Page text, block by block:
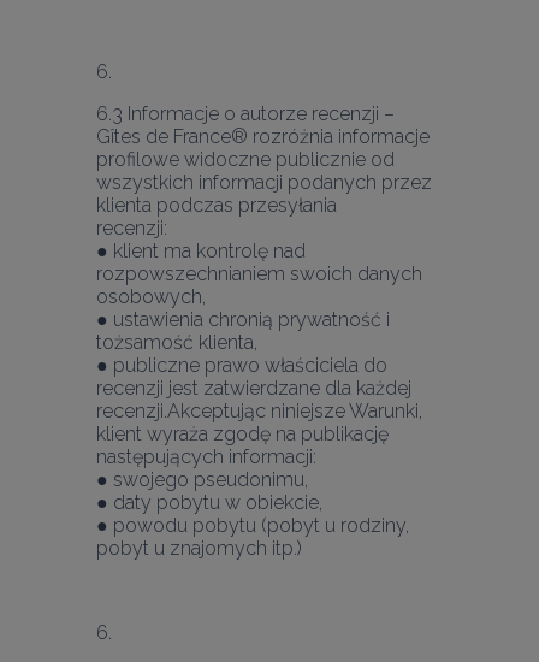
6.3 Informacje o autorze recenzji –
Gîtes de France® rozróżnia informacje
profilowe widoczne publicznie od
wszystkich informacji podanych przez
klienta podczas przesyłania
recenzji:
● klient ma kontrolę nad
rozpowszechnianiem swoich danych
osobowych,
● ustawienia chronią prywatność i
tożsamość klienta,
● publiczne prawo właściciela do
recenzji jest zatwierdzane dla każdej
recenzji.Akceptując niniejsze Warunki,
klient wyraża zgodę na publikację
następujących informacji:
● swojego pseudonimu,
● daty pobytu w obiekcie,
● powodu pobytu (pobyt u rodziny,
pobyt u znajomych itp.)